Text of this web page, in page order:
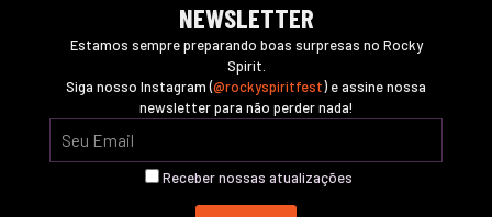
NEWSLETTER
Estamos sempre preparando boas surpresas no Rocky
Spirit.
Siga nosso Instagram (@rockyspiritfest) e assine nossa
newsletter para não perder nada!
Receber nossas atualizações